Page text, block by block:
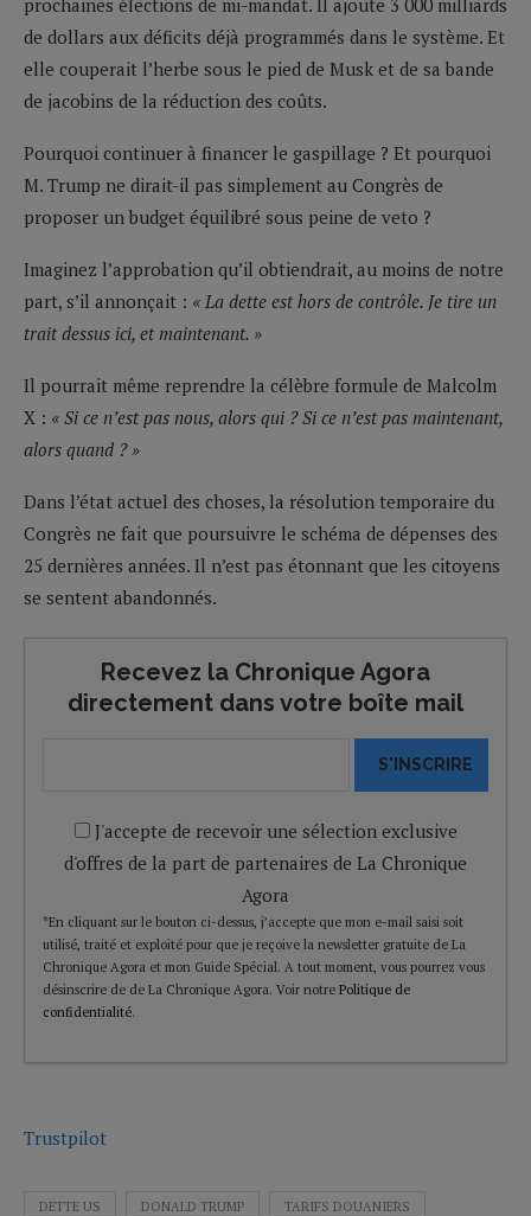
de dollars aux déficits déjà programmés dans le système. Et
elle couperait l’herbe sous le pied de Musk et de sa bande
de jacobins de la réduction des coûts.
Pourquoi continuer à financer le gaspillage ? Et pourquoi
M. Trump ne dirait-il pas simplement au Congrès de
proposer un budget équilibré sous peine de veto ?
Imaginez l’approbation qu’il obtiendrait, au moins de notre
part, s’il annonçait : « La dette est hors de contrôle. Je tire un
trait dessus ici, et maintenant. »
Il pourrait même reprendre la célèbre formule de Malcolm
X : « Si ce n’est pas nous, alors qui ? Si ce n’est pas maintenant,
alors quand ? »
Dans l’état actuel des choses, la résolution temporaire du
Congrès ne fait que poursuivre le schéma de dépenses des
25 dernières années. Il n’est pas étonnant que les citoyens
se sentent abandonnés.
Recevez la Chronique Agora
directement dans votre boîte mail
S'INSCRIRE
J'accepte de recevoir une sélection exclusive
d'offres de la part de partenaires de La Chronique
Agora
*En cliquant sur le bouton ci-dessus, j’accepte que mon e-mail saisi soit
utilisé, traité et exploité pour que je reçoive la newsletter gratuite de La
Chronique Agora et mon Guide Spécial. A tout moment, vous pourrez vous
désinscrire de de La Chronique Agora. Voir notre Politique de
confidentialité.
Trustpilot
DETTE US DONALD TRUMP TARIFS DOUANIERS